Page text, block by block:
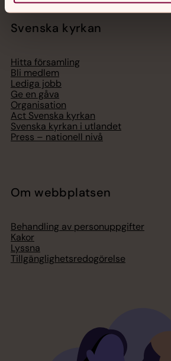
Svenska kyrkan
Hitta församling
Bli medlem
Lediga jobb
Ge en gåva
Organisation
Act Svenska kyrkan
Svenska kyrkan i utlandet
Press – nationell nivå
Om webbplatsen
Behandling av personuppgifter
Kakor
Lyssna
Tillgänglighetsredogörelse